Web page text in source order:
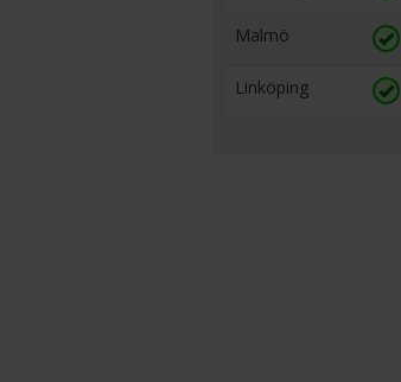
Malmö
Linköping